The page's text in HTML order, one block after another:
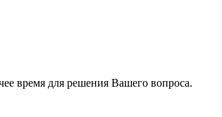
время для решения Вашего вопроса.